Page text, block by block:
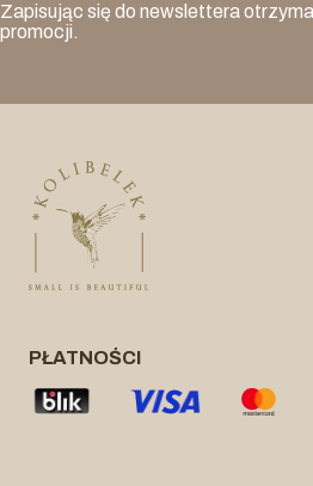
Zapisując się do newslettera
promocji.
PŁATNOŚCI